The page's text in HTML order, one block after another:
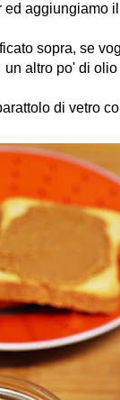
aggiungiamo
sopra, se
altro po' di olio
di vetro